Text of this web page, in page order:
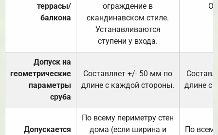
террасы/
балкона
ограждение в
скандинавском стиле.
Устанавливаются
ступени у входа.
Допуск на
геометрические
параметры
сруба
Составляет +/- 50 мм по
длине с каждой стороны.
длине с
Допускается
По всему периметру стен
дома (если ширина и
По